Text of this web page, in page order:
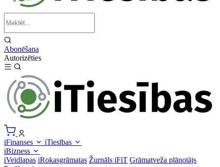
Abonēšana
Autorizēties
iFinanses
iTiesības
iBizness
iVeidlapas iRokasgrāmatas Žurnāls iFiT Grāmatveža plānotājs